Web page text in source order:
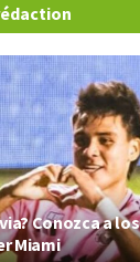
Conozca a
Miami